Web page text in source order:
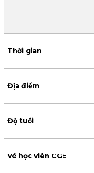
Thời gian
Địa điểm
Độ tuổi
Vé học viên CGE